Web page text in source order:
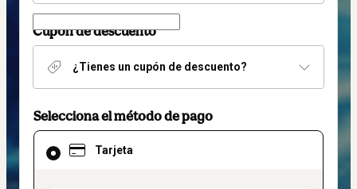
Cupón de descuento
¿Tienes un cupón de descuento?
Selecciona el método de pago
Tarjeta
El
método